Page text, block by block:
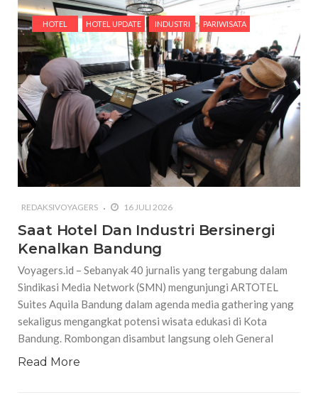
HOTEL HOTEL UPDATE INDUSTRI PARIWISATA
REDAKSIVOYAGERS 16 JULI 2026
Saat Hotel Dan Industri Bersinergi
Kenalkan Bandung
Voyagers.id – Sebanyak 40 jurnalis yang tergabung dalam
Sindikasi Media Network (SMN) mengunjungi ARTOTEL
Suites Aquila Bandung dalam agenda media gathering yang
sekaligus mengangkat potensi wisata edukasi di Kota
Bandung. Rombongan disambut langsung oleh General
Read More